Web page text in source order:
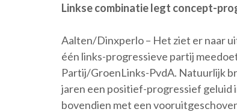
Linkse combinatie legt concept-
Aalten/Dinxperlo – Het ziet er naar
één links-progressieve partij
Partij/GroenLinks-PvdA. Natuurlijk
jaren een positief-progressief geluid
bovendien met een